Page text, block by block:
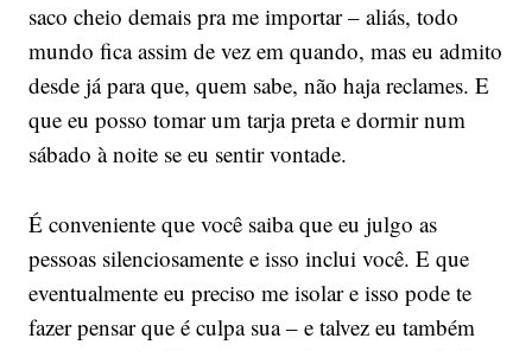
saco cheio demais pra me importar – aliás, todo
mundo fica assim de vez em quando, mas eu admito
desde já para que, quem sabe, não haja reclames. E
que eu posso tomar um tarja preta e dormir num
sábado à noite se eu sentir vontade.
É conveniente que você saiba que eu julgo as
pessoas silenciosamente e isso inclui você. E que
eventualmente eu preciso me isolar e isso pode te
fazer pensar que é culpa sua – e talvez eu também